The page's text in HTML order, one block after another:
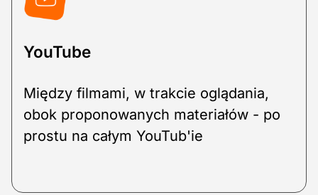
YouTube
Między filmami, w trakcie oglądania,
obok proponowanych materiałów - po
prostu na całym YouTub'ie